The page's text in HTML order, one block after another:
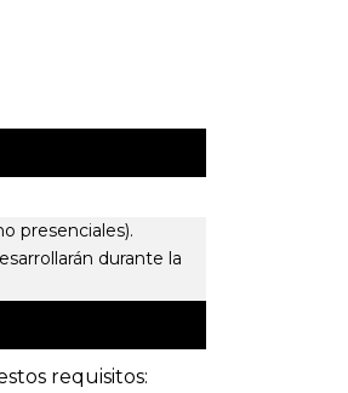
presenciales).
durante la
requisitos: